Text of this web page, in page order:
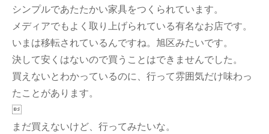
シンプルであたたかい家具をつくられています。
メディアでもよく取り上げられている有名なお店です。
いまは移転されているんですね。旭区みたいです。
決して安くはないので買うことはできませんでした。
買えないとわかっているのに、行って雰囲気だけ味わっ
たことがあります。

まだ買えないけど、行ってみたいな。